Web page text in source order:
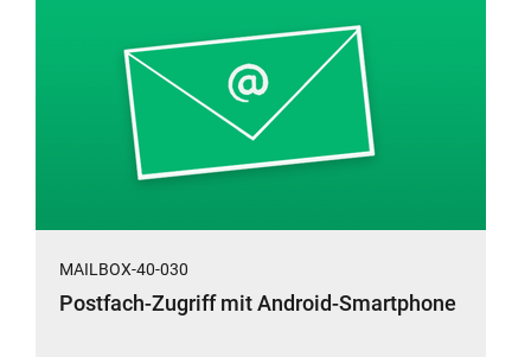
MAILBOX-40-030
Postfach-Zugriff mit Android-Smartphone